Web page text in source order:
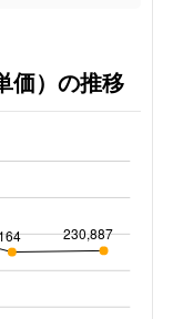
価）の推移
230,887